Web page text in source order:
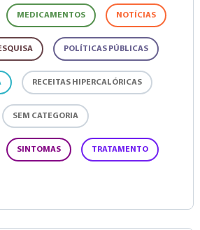
MEDICAMENTOS NOTÍCIAS
POLÍTICAS PÚBLICAS
RECEITAS HIPERCALÓRICAS
SEM CATEGORIA
SINTOMAS TRATAMENTO